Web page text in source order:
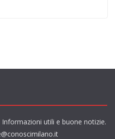
utili e buone notizie.